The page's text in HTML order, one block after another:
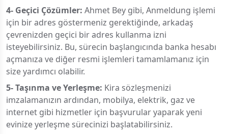
4- Geçici Çözümler: Ahmet Bey gibi, Anmeldung işlemi
için bir adres göstermeniz gerektiğinde, arkadaş
çevrenizden geçici bir adres kullanma izni
isteyebilirsiniz. Bu, sürecin başlangıcında banka hesabı
açmanıza ve diğer resmi işlemleri tamamlamanız için
size yardımcı olabilir.
5- Taşınma ve Yerleşme: Kira sözleşmenizi
imzalamanızın ardından, mobilya, elektrik, gaz ve
internet gibi hizmetler için başvurular yaparak yeni
evinize yerleşme sürecinizi başlatabilirsiniz.